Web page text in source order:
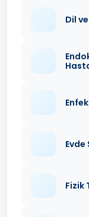
Dil
Evde
Fizik